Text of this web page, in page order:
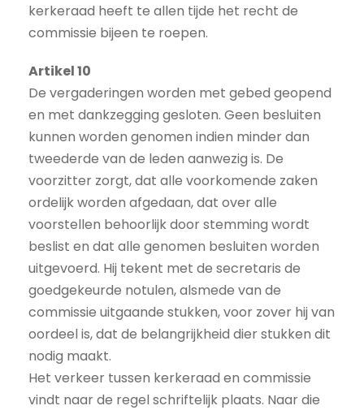
kerkeraad heeft te allen tijde het recht de
commissie bijeen te roepen.
Artikel 10
De vergaderingen worden met gebed geopend
en met dankzegging gesloten. Geen besluiten
kunnen worden genomen indien minder dan
tweederde van de leden aanwezig is. De
voorzitter zorgt, dat alle voorkomende zaken
ordelijk worden afgedaan, dat over alle
voorstellen behoorlijk door stemming wordt
beslist en dat alle genomen besluiten worden
uitgevoerd. Hij tekent met de secretaris de
goedgekeurde notulen, alsmede van de
commissie uitgaande stukken, voor zover hij van
oordeel is, dat de belangrijkheid dier stukken dit
nodig maakt.
Het verkeer tussen kerkeraad en commissie
vindt naar de regel schriftelijk plaats. Naar die